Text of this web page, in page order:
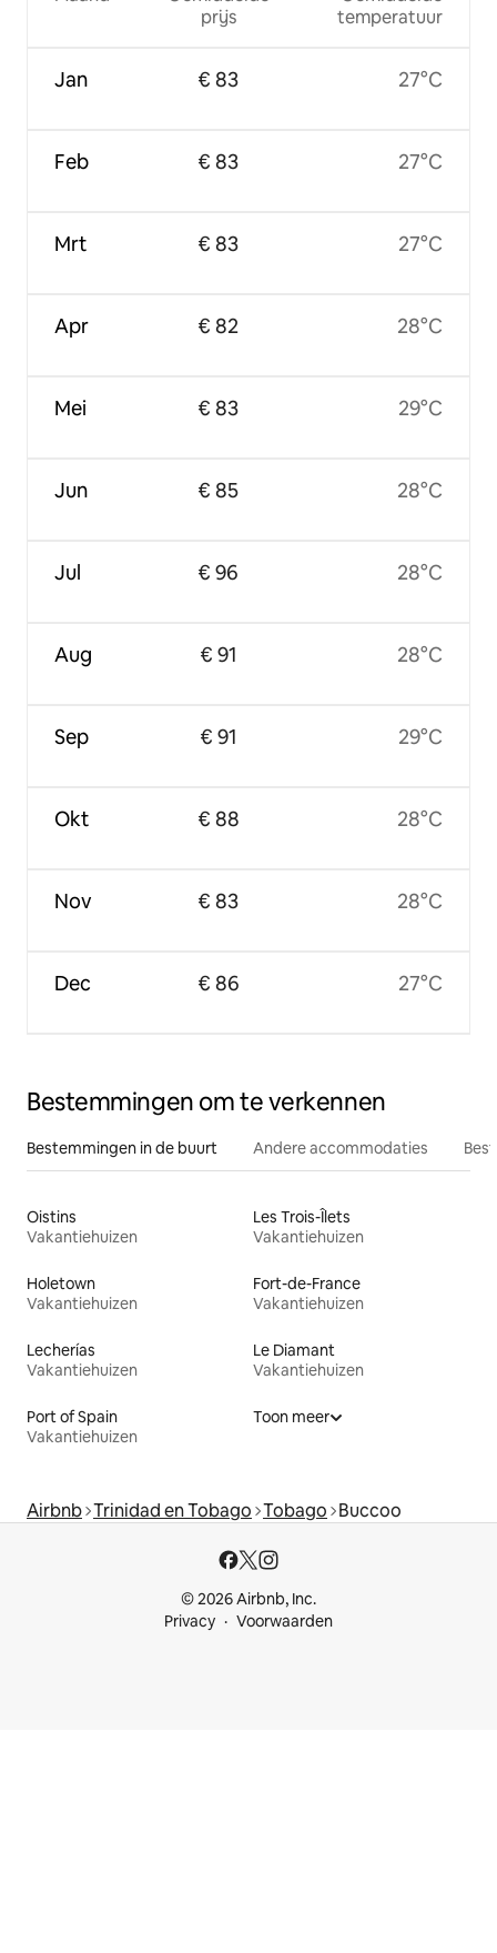
Jan
Feb
Mrt
Apr
Mei
Jun
Jul
Aug
Sep
Okt
Nov
Dec
prijs
€ 83
€ 83
€ 83
€ 82
€ 83
€ 85
€ 96
€ 91
€ 91
€ 88
€ 83
€ 86
temperatuur
27°C
27°C
27°C
28°C
29°C
28°C
28°C
28°C
29°C
28°C
28°C
27°C
Bestemmingen om te verkennen
Bestemmingen in de buurt Andere accommodaties
Oistins
Vakantiehuizen
Les Trois-Îlets
Vakantiehuizen
Holetown
Vakantiehuizen
Fort-de-France
Vakantiehuizen
Lecherías
Vakantiehuizen
Le Diamant
Vakantiehuizen
Port of Spain
Vakantiehuizen
Toon meer
Airbnb Trinidad en Tobago Tobago Buccoo
© 2026 Airbnb, Inc.
Privacy
Voorwaarden